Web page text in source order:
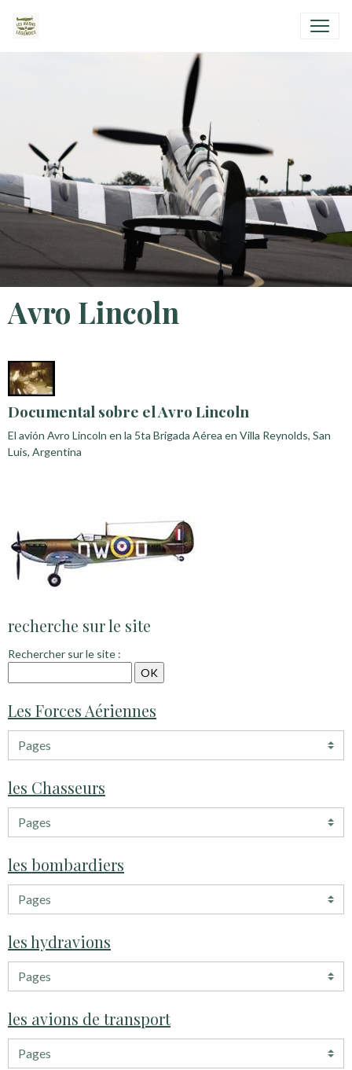
Avro Lincoln
Documental sobre el Avro Lincoln
El avión Avro Lincoln en la 5ta Brigada Aérea en Villa Reynolds, San
Luis, Argentina
recherche sur le site
Rechercher sur le site :
Les Forces Aériennes
les Chasseurs
les bombardiers
les hydravions
les avions de transport